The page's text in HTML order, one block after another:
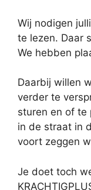
Wij nodigen
te lezen. Daar
We hebben
Daarbij willen
verder te
sturen en of te
in de straat in
voort zeggen
Je doet toch